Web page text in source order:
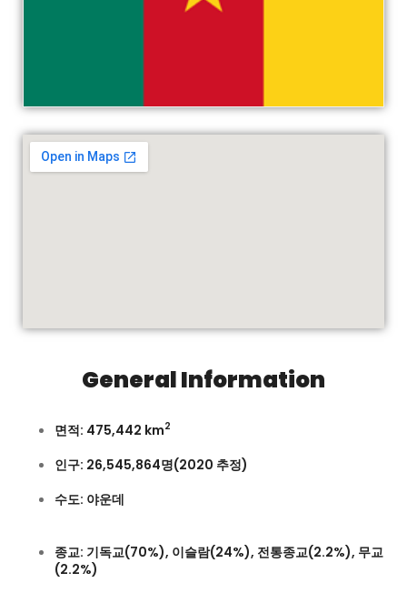
General Information
면적: 475,442 km2
인구: 26,545,864명(2020 추정)
수도: 야운데
종교: 기독교(70%), 이슬람(24%), 전통종교(2.2%), 무교
(2.2%)